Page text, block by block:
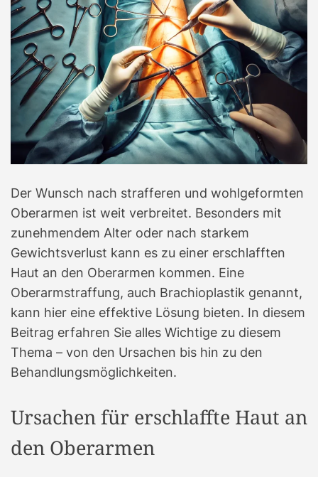
Der Wunsch nach strafferen und wohlgeformten
Oberarmen ist weit verbreitet. Besonders mit
zunehmendem Alter oder nach starkem
Gewichtsverlust kann es zu einer erschlafften
Haut an den Oberarmen kommen. Eine
Oberarmstraffung, auch Brachioplastik genannt,
kann hier eine effektive Lösung bieten. In diesem
Beitrag erfahren Sie alles Wichtige zu diesem
Thema – von den Ursachen bis hin zu den
Behandlungsmöglichkeiten.
Ursachen für erschlaffte Haut an
den Oberarmen